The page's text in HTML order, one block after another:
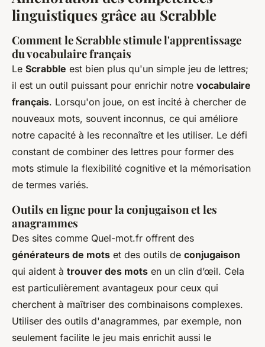
linguistiques grâce au Scrabble
Comment le Scrabble stimule l'apprentissage
du vocabulaire français
Le Scrabble est bien plus qu'un simple jeu de lettres;
il est un outil puissant pour enrichir notre vocabulaire
français. Lorsqu'on joue, on est incité à chercher de
nouveaux mots, souvent inconnus, ce qui améliore
notre capacité à les reconnaître et les utiliser. Le défi
constant de combiner des lettres pour former des
mots stimule la flexibilité cognitive et la mémorisation
de termes variés.
Outils en ligne pour la conjugaison et les
anagrammes
Des sites comme Quel-mot.fr offrent des
générateurs de mots et des outils de conjugaison
qui aident à trouver des mots en un clin d’œil. Cela
est particulièrement avantageux pour ceux qui
cherchent à maîtriser des combinaisons complexes.
Utiliser des outils d'anagrammes, par exemple, non
seulement facilite le jeu mais enrichit aussi le